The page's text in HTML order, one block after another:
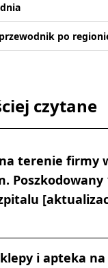
po
czytane
terenie firmy
Poszkodowany
i apteka